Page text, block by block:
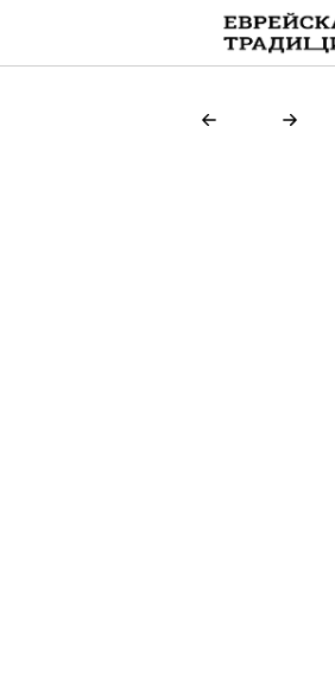
on line109
Keys